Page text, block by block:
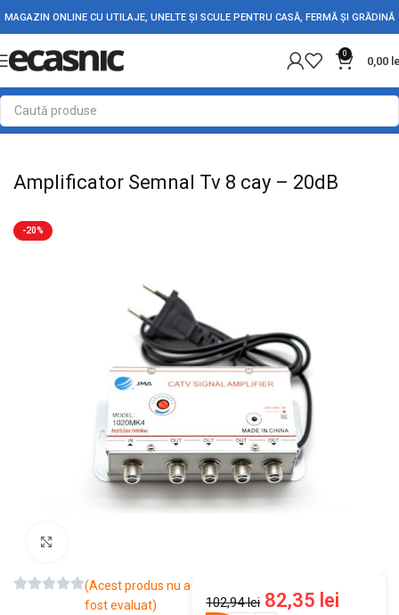
MAGAZIN ONLINE CU UTILAJE, UNELTE ȘI SCULE PENTRU CASĂ, FERMĂ ȘI GRĂDINĂ
0
0,00
Prima pagină Electrice Adaptori Conectori & Mufe
Amplificator Semnal Tv 8 cay – 20dB
-20%
(Acest produs nu a
fost evaluat)
102,94lei 82,35 lei